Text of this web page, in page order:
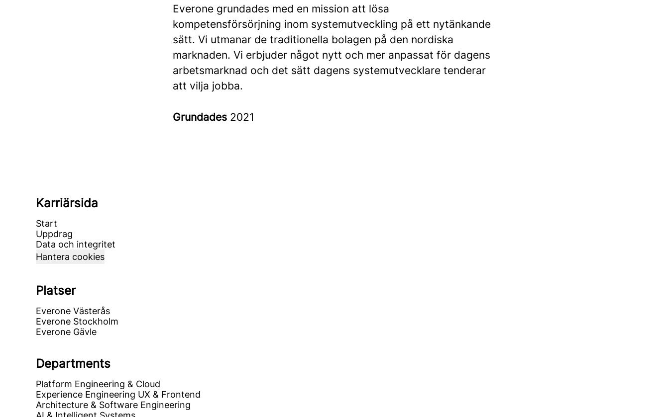
Everone grundades med en mission att lösa
kompetensförsörjning inom systemutveckling på ett nytänkande
sätt. Vi utmanar de traditionella bolagen på den nordiska
marknaden. Vi erbjuder något nytt och mer anpassat för dagens
arbetsmarknad och det sätt dagens systemutvecklare tenderar
att vilja jobba.
Grundades 2021
Karriärsida
Start
Uppdrag
Data och integritet
Hantera cookies
Platser
Everone Västerås
Everone Stockholm
Everone Gävle
Departments
Platform Engineering & Cloud
Experience Engineering UX & Frontend
Architecture & Software Engineering